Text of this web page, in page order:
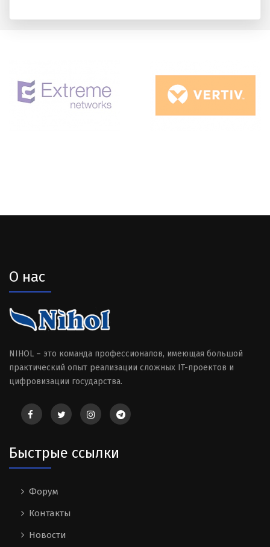
О нас
NIHOL – это команда профессионалов, имеющая большой
практический опыт реализации сложных IT-проектов и
цифровизации государства.
Быстрые ссылки
Форум
Контакты
Новости